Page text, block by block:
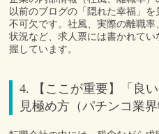
以前のブログの「隠れた幸福」
不可欠です。社風、実際の離職
状況など、求人票には書かれて
握しています。
4. 【ここが重要】「良
見極め方（パチンコ業界